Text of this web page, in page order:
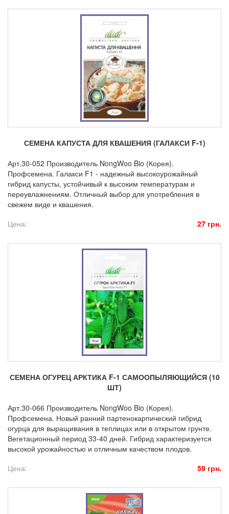
СЕМЕНА КАПУСТА ДЛЯ КВАШЕНИЯ (ГАЛАКСИ F-1)
Арт.30-052 Производитель NongWoo Bio (Корея).
Профсемена. Галакси F1 - надежный высокоурожайный
гибрид капусты, устойчивый к высоким температурам и
переувлажнениям. Отличный выбор для употребления в
свежем виде и квашения.
Цена:
27 грн.
СЕМЕНА ОГУРЕЦ АРКТИКА F-1 САМООПЫЛЯЮЩИЙСЯ (10
ШТ)
Арт.30-066 Производитель NongWoo Bio (Корея).
Профсемена. Новый ранний партенокарпический гибрид
огурца для выращивания в теплицах или в открытом грунте.
Вегетационный период 33-40 дней. Гибрид характеризуется
высокой урожайностью и отличным качеством плодов.
Цена:
59 грн.